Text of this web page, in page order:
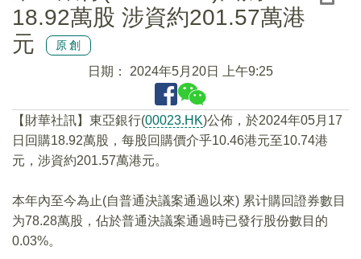
18.92萬股 涉資約201.57萬港
元
原創
日期： 2024年5月20日 上午9:25
【財華社訊】東亞銀行(00023.HK)公佈，於2024年05月17
日回購18.92萬股，每股回購價介乎10.46港元至10.74港
元，涉資約201.57萬港元。
本年內至今為止(自普通決議案通過以來) 累计購回證券數目
为78.28萬股，佔於普通決議案通過時已發行股份數目的
0.03%。